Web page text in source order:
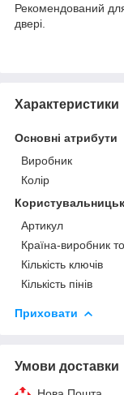
Рекомендований для
двері.
Характеристики
Основні атрибути
Виробник
Колір
Артикул
Країна-виробник
Кількість ключів
Кількість пінів
Приховати
Умови доставки